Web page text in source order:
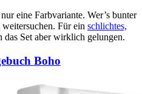
eine Farbvariante. Wer’s bunter
Für ein schlichtes,
das Set aber wirklich gelungen.
Boho